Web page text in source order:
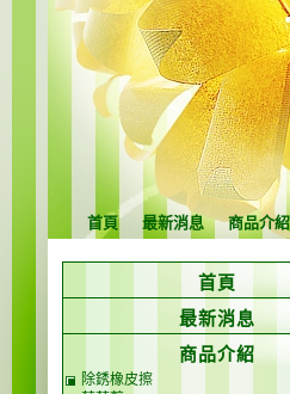
首頁 最新消息 商品介紹
首頁
最新消息
商品介紹
除銹橡皮擦